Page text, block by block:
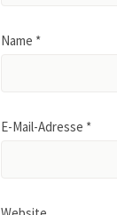
Name *
E-Mail-Adresse *